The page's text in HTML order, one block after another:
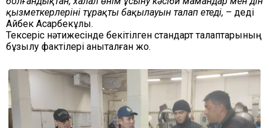
қызметкерлерінің тұрақты бақылауын талап етеді, – деді
Айбек Асқарбекұлы.
Тексеріс нәтижесінде бекітілген стандарт талаптарының
бұзылу фактілері анықталған жоқ.